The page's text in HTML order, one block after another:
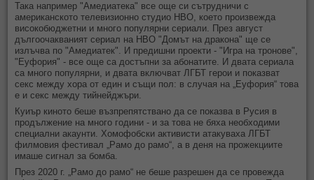
Така например "Амедиатека" все още си сътрудничи с
американското телевизионно студио HBO, което произвежда
високобюджетни и много популярни сериали. През август
дългоочакваният сериал на HBO "Домът на дракона" ще се
излъчва по "Амедиатек". И предишни проекти - "Игра на тронове",
"Еуфория" - все още са достъпни за абонатите. И двата сериала
са много популярни, и двата включват ЛГБТ герои и показват
секс между хора от един и същи пол: в случая на „Еуфория“ това
е и секс между тийнейджъри.
Куиър киното беше възпрепятствано да се показва в Русия в
продължение на много години - и за това не бяха необходими
специални акаунти. Хомофобски активисти атакуваха ЛГБТ
филмовия фестивал „Рамо до рамо“, а в деня на прожекциите
имаше сигнал за бомба.
През 2020 г. „Рамо до рамо“ не беше разрешен да се провежда